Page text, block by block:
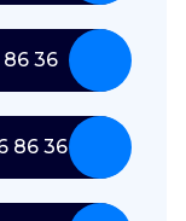
86 36
86 36